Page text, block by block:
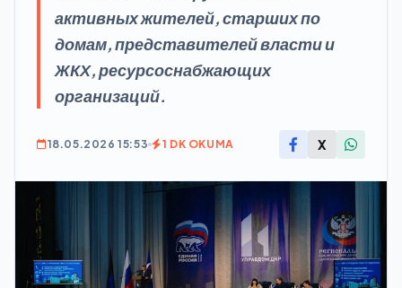
активных жителей, старших по
домам, представителей власти и
ЖКХ, ресурсоснабжающих
организаций.
18.05.2026 15:53 1 DK OKUMA X